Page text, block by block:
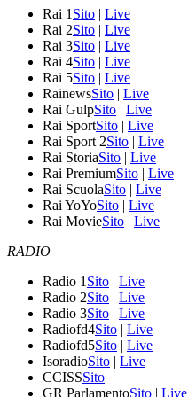
Rai 1 Sito | Live
Rai 2Sito | Live
Rai 3Sito | Live
Rai 4Sito | Live
Rai 5Sito | Live
RainewsSito | Live
Rai GulpSito | Live
Rai SportSito | Live
Rai Sport 2Sito | Live
Rai StoriaSito | Live
Rai PremiumSito | Live
Rai ScuolaSito | Live
Rai YoYoSito | Live
Rai MovieSito | Live
RADIO
Radio 1 Sito | Live
Radio 2Sito | Live
Radio 3Sito | Live
Radiofd4Sito | Live
Radiofd5Sito | Live
IsoradioSito | Live
CCISSSito
GR ParlamentoSito | Live